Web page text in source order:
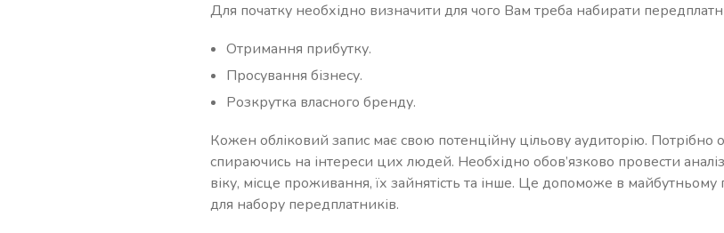
Для початку необхідно визначити для чого Вам треба набирати
Отримання прибутку.
Просування бізнесу.
Розкрутка власного бренду.
Кожен обліковий запис має свою потенційну цільову аудиторію.
спираючись на інтереси цих людей. Необхідно обов’язково провести
віку, місце проживання, їх зайнятість та інше. Це допоможе в
для набору передплатників.